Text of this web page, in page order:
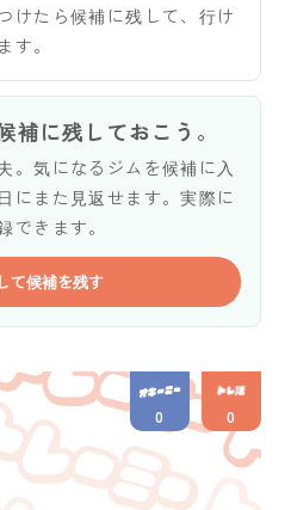
けたら候補に残して、行け
す。
補に残しておこう。
。気になるジムを候補に入
にまた見返せます。実際に
できます。
て候補を残す
0 0